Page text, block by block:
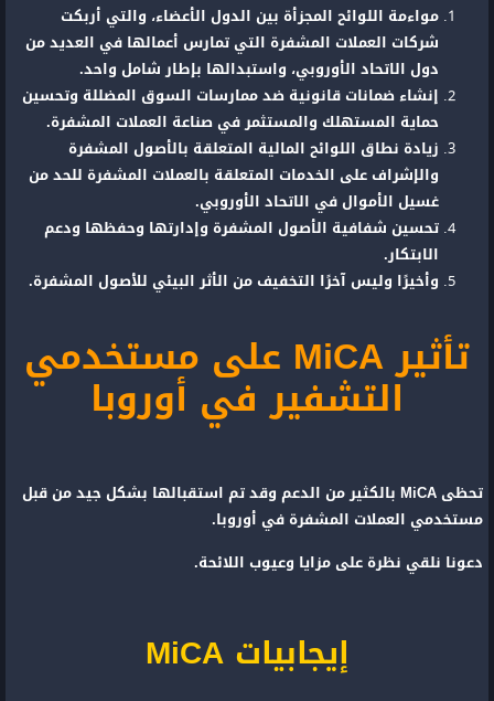
مواءمة اللوائح المجزأة بين الدول الأعضاء، والتي أربكت
شركات العملات المشفرة التي تمارس أعمالها في العديد من
دول الاتحاد الأوروبي، واستبدالها بإطار شامل واحد.
إنشاء ضمانات قانونية ضد ممارسات السوق المضللة وتحسين
حماية المستهلك والمستثمر في صناعة العملات المشفرة.
زيادة نطاق اللوائح المالية المتعلقة بالأصول المشفرة
والإشراف على الخدمات المتعلقة بالعملات المشفرة للحد من
غسيل الأموال في الاتحاد الأوروبي.
تحسين شفافية الأصول المشفرة وإدارتها وحفظها ودعم
الابتكار.
وأخيرًا وليس آخرًا التخفيف من الأثر البيئي للأصول المشفرة.
تأثير MiCA على مستخدمي
التشفير في أوروبا
تحظى MiCA بالكثير من الدعم وقد تم استقبالها بشكل جيد من قبل
مستخدمي العملات المشفرة في أوروبا.
دعونا نلقي نظرة على مزايا وعيوب اللائحة.
إيجابيات MiCA